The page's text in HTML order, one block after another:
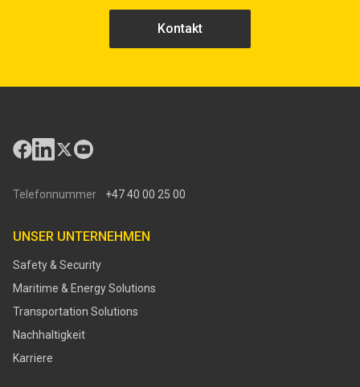
Kontakt
Telefonnummer +47 40 00 25 00
UNSER UNTERNEHMEN
Safety & Security
Maritime & Energy Solutions
Transportation Solutions
Nachhaltigkeit
Karriere